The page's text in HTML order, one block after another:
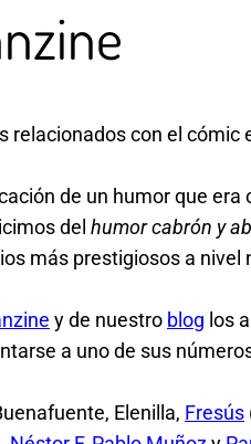
relacionados con el
de un humor que
del humor cabrón y
más prestigiosos a nivel
y de nuestro blog los
a uno de sus
Elenilla, Fresús